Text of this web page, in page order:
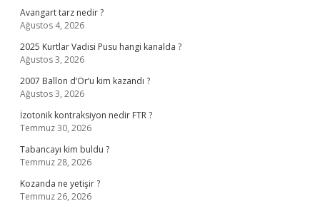
Avangart tarz nedir ?
Ağustos 4, 2026
2025 Kurtlar Vadisi Pusu hangi kanalda ?
Ağustos 3, 2026
2007 Ballon d’Or’u kim kazandı ?
Ağustos 3, 2026
İzotonik kontraksiyon nedir FTR ?
Temmuz 30, 2026
Tabancayı kim buldu ?
Temmuz 28, 2026
Kozanda ne yetişir ?
Temmuz 26, 2026